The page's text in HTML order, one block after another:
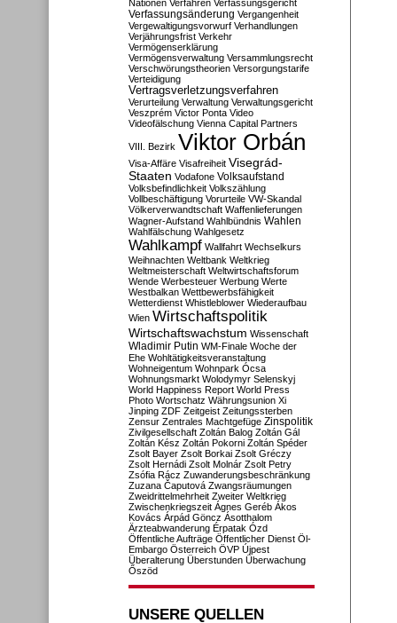
Nationen Verfahren Verfassungsgericht
Verfassungsänderung Vergangenheit
Vergewaltigungsvorwurf Verhandlungen
Verjährungsfrist Verkehr
Vermögenserklärung
Vermögensverwaltung Versammlungsrecht
Verschwörungstheorien Versorgungstarife
Verteidigung
Vertragsverletzungsverfahren
Verurteilung Verwaltung Verwaltungsgericht
Veszprém Victor Ponta Video
Videofälschung Vienna Capital Partners
VIII. Bezirk Viktor Orbán
Visa-Affäre Visafreiheit Visegrád-
Staaten Vodafone Volksaufstand
Volksbefindlichkeit Volkszählung
Vollbeschäftigung Vorurteile VW-Skandal
Völkerverwandtschaft Waffenlieferungen
Wagner-Aufstand Wahlbündnis Wahlen
Wahlfälschung Wahlgesetz
Wahlkampf Wallfahrt Wechselkurs
Weihnachten Weltbank Weltkrieg
Weltmeisterschaft Weltwirtschaftsforum
Wende Werbesteuer Werbung Werte
Westbalkan Wettbewerbsfähigkeit
Wetterdienst Whistleblower Wiederaufbau
Wien Wirtschaftspolitik
Wirtschaftswachstum Wissenschaft
Wladimir Putin WM-Finale Woche der
Ehe Wohltätigkeitsveranstaltung
Wohneigentum Wohnpark Ócsa
Wohnungsmarkt Wolodymyr Selenskyj
World Happiness Report World Press
Photo Wortschatz Währungsunion Xi
Jinping ZDF Zeitgeist Zeitungssterben
Zensur Zentrales Machtgefüge Zinspolitik
Zivilgesellschaft Zoltán Balog Zoltán Gál
Zoltán Kész Zoltán Pokorni Zoltán Spéder
Zsolt Bayer Zsolt Borkai Zsolt Gréczy
Zsolt Hernádi Zsolt Molnár Zsolt Petry
Zsófia Rácz Zuwanderungsbeschränkung
Zuzana Čaputová Zwangsräumungen
Zweidrittelmehrheit Zweiter Weltkrieg
Zwischenkriegszeit Ágnes Geréb Ákos
Kovács Árpád Göncz Ásotthalom
Ärzteabwanderung Érpatak Ózd
Öffentliche Aufträge Öffentlicher Dienst Öl-
Embargo Österreich ÖVP Újpest
Überalterung Überstunden Überwachung
Őszöd
UNSERE QUELLEN